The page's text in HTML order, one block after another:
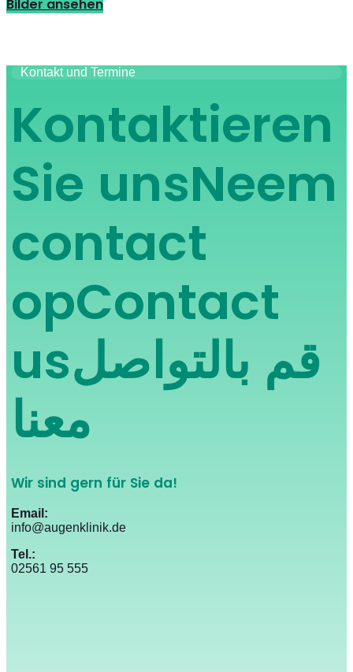
Bilder ansehen
Kontakt und Termine
Kontaktieren
Sie unsNeem
contact
opContact
usقم بالتواصل
معنا
Wir sind gern für Sie da!
Email:
info@augenklinik.de
Tel.:
02561 95 555​